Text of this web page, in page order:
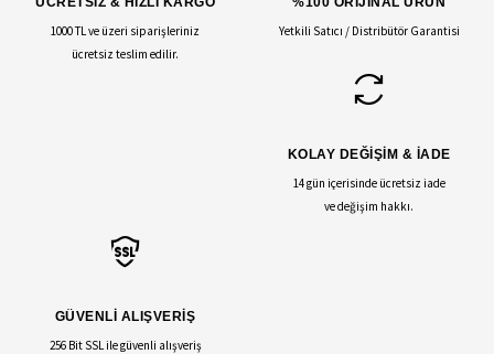
1000 TL ve üzeri siparişleriniz
ücretsiz teslim edilir.
Yetkili Satıcı / Distribütör Garantisi
KOLAY DEĞİŞİM & İADE
14 gün içerisinde ücretsiz iade
ve değişim hakkı.
GÜVENLİ ALIŞVERİŞ
256 Bit SSL ile güvenli alışveriş